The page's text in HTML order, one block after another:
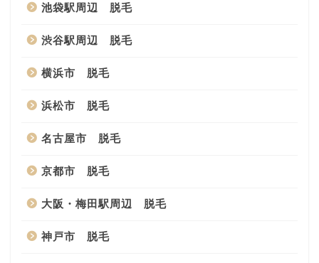
池袋駅周辺 脱毛
渋谷駅周辺 脱毛
横浜市 脱毛
浜松市 脱毛
名古屋市 脱毛
京都市 脱毛
大阪・梅田駅周辺 脱毛
神戸市 脱毛